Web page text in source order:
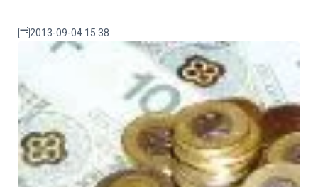
2013-09-04 15:38